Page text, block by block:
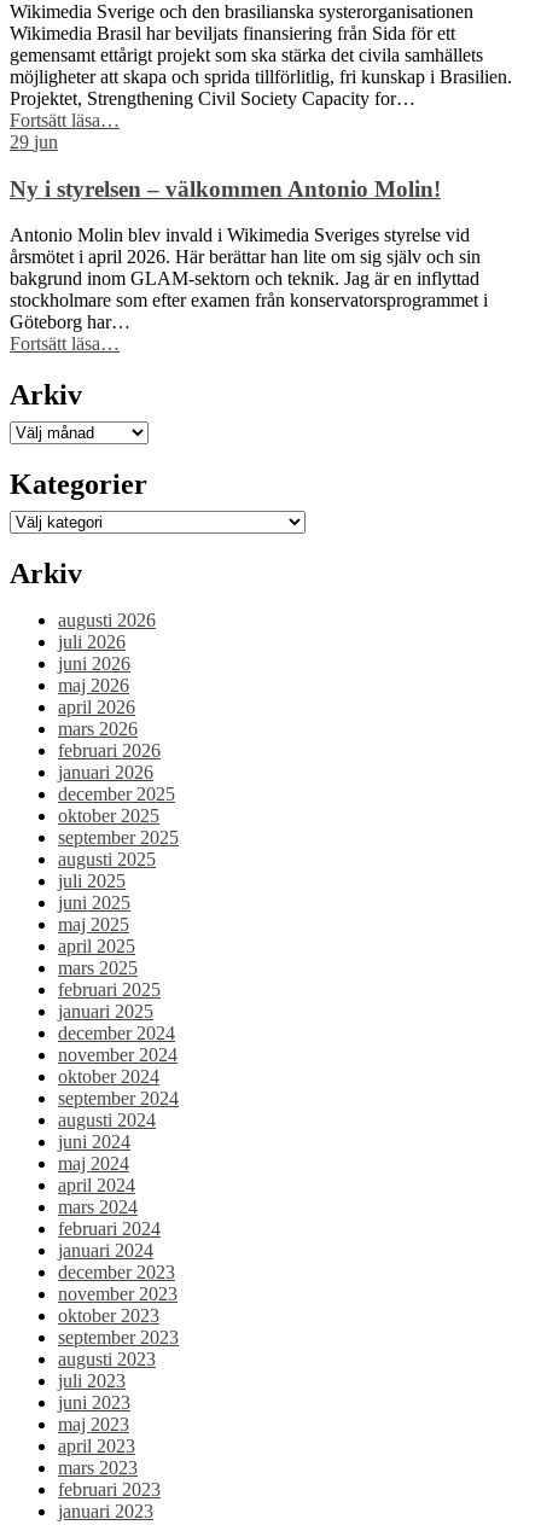
är
kommunerna
med
flest
bilder”
Wikimedia Sverige och den brasilianska systerorganisationen
Wikimedia Brasil har beviljats finansiering från Sida för ett
gemensamt ettårigt projekt som ska stärka det civila samhällets
möjligheter att skapa och sprida tillförlitlig, fri kunskap i Brasilien.
Projektet, Strengthening Civil Society Capacity for…
Fortsätt läsa
Wikimedia
Brasil
får
Sida-
finansiering
för
att
civilsamhället
kunskap”
…
29 jun
Ny i styrelsen – välkommen Antonio Molin!
Antonio Molin blev invald i Wikimedia Sveriges styrelse vid
årsmötet i april 2026. Här berättar han lite om sig själv och sin
bakgrund inom GLAM-sektorn och teknik. Jag är en inflyttad
stockholmare som efter examen från konservatorsprogrammet i
Göteborg har…
Fortsätt läsa“Ny
välkommen
Antonio
Molin!”
…
Arkiv
Arkiv
Kategorier
Kategorier
Arkiv
augusti 2026
juli 2026
juni 2026
maj 2026
april 2026
mars 2026
februari 2026
januari 2026
december 2025
oktober 2025
september 2025
augusti 2025
juli 2025
juni 2025
maj 2025
april 2025
mars 2025
februari 2025
januari 2025
december 2024
november 2024
oktober 2024
september 2024
augusti 2024
juni 2024
maj 2024
april 2024
mars 2024
februari 2024
januari 2024
december 2023
november 2023
oktober 2023
september 2023
augusti 2023
juli 2023
juni 2023
maj 2023
april 2023
mars 2023
februari 2023
januari 2023